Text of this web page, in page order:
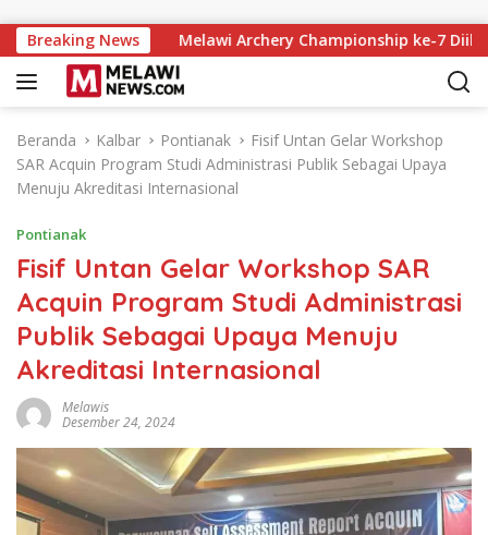
Breaking News
Kalbar Melawi Archery Championship ke-7 Diikuti
Beranda Kalbar Pontianak
Fisif Untan Gelar Workshop
SAR Acquin Program Studi Administrasi Publik Sebagai Upaya
Menuju Akreditasi Internasional
Pontianak
Fisif Untan Gelar Workshop SAR
Acquin Program Studi Administrasi
Publik Sebagai Upaya Menuju
Akreditasi Internasional
Melawis
Desember 24, 2024